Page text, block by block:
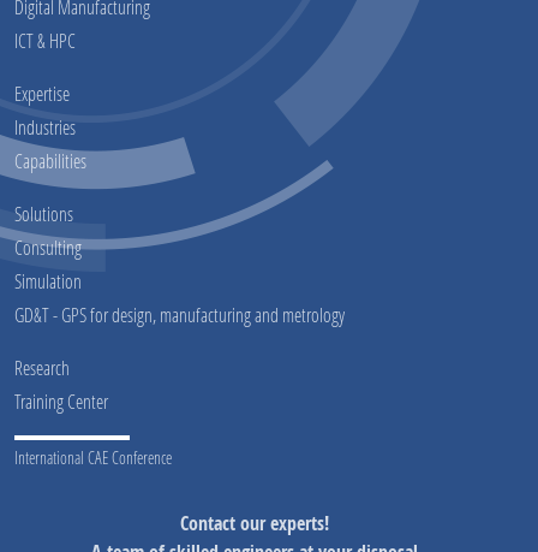
Digital Manufacturing
ICT & HPC
Expertise
Industries
Capabilities
Solutions
Consulting
Simulation
GD&T - GPS for design, manufacturing and metrology
Research
Training Center
International CAE Conference
Contact our experts!